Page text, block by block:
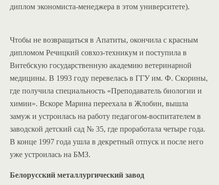
диплом экономиста-менеджера в этом университете).
Чтобы не возвращаться в Апатиты, окончила с красным
дипломом Речицкий совхоз-техникум и поступила в
Витебскую государственную академию ветеринарной
медицины. В 1993 году перевелась в ГГУ им. Ф. Скорины,
где получила специальность «Преподаватель биологии и
химии». Вскоре Марина переехала в Жлобин, вышла
замуж и устроилась на работу педагогом-воспитателем в
заводской детский сад № 35, где проработала четыре года.
В конце 1997 года ушла в декретный отпуск и после него
уже устроилась на БМЗ.
Белорусский металлургический завод